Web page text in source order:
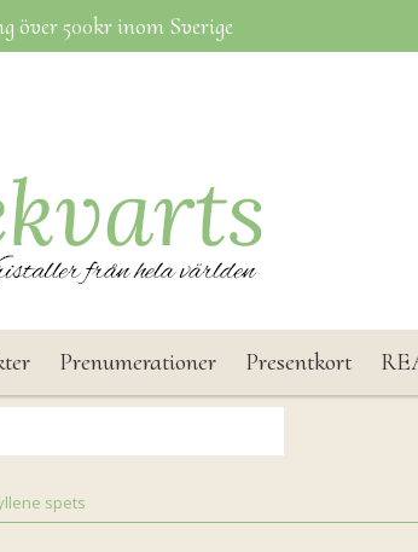
över 500kr inom Sverige
Prenumerationer Presentkort
spets